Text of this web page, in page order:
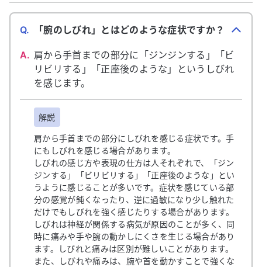
Q. 「腕のしびれ」とはどのような症状ですか？
A. 肩から手首までの部分に「ジンジンする」「ビ
リビリする」「正座後のような」というしびれ
を感じます。
解説
肩から手首までの部分にしびれを感じる症状です。手
にもしびれを感じる場合があります。
しびれの感じ方や表現の仕方は人それぞれで、「ジン
ジンする」「ビリビリする」「正座後のような」とい
うように感じることが多いです。症状を感じている部
分の感覚が鈍くなったり、逆に過敏になり少し触れた
だけでもしびれを強く感じたりする場合があります。
しびれは神経が関係する病気が原因のことが多く、同
時に痛みや手や腕の動かしにくさを生じる場合があり
ます。しびれと痛みは区別が難しいことがあります。
また、しびれや痛みは、腕や首を動かすことで強くな